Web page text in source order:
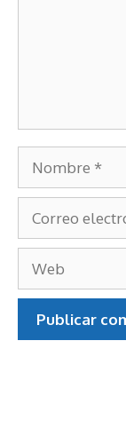
Nombre
Correo
electrónico
Web